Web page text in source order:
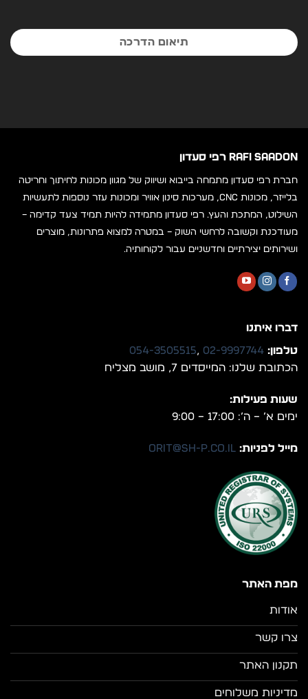
תיאום הדרכה
RAFI SAADON רפי סעדון
חברת רפי סעדון מתמחה בייבוא ושיווק של מגוון מכונות לחיתוך וחריטה
בלייזר, מכונות CNC, מערכות סינון אוויר ומכונות עזר נוספות לתעשיות
השילוט, המתכת והעץ. רפי סעדון מתמידה להיות תמיד צעד קדימה –
מעודכנת וקשובה לרחשי השוק – במטרה למצוא פתרונות, מוצרים
ושירותים יצירתיים וחדשניים עבור לקוחותיה.
מפת האתר
אודות
צרו קשר
תקנון האתר
מדיניות משלוחים
דברו איתנו
טלפון: 02-9997744
,
054-3505515
הכתובת שלנו: המייסדים 7, מושב מצליח
שעות פעילות:
ימים א’ – ה’: 17:00 – 9:00
מייל לפניות: orit@sh-p.co.il